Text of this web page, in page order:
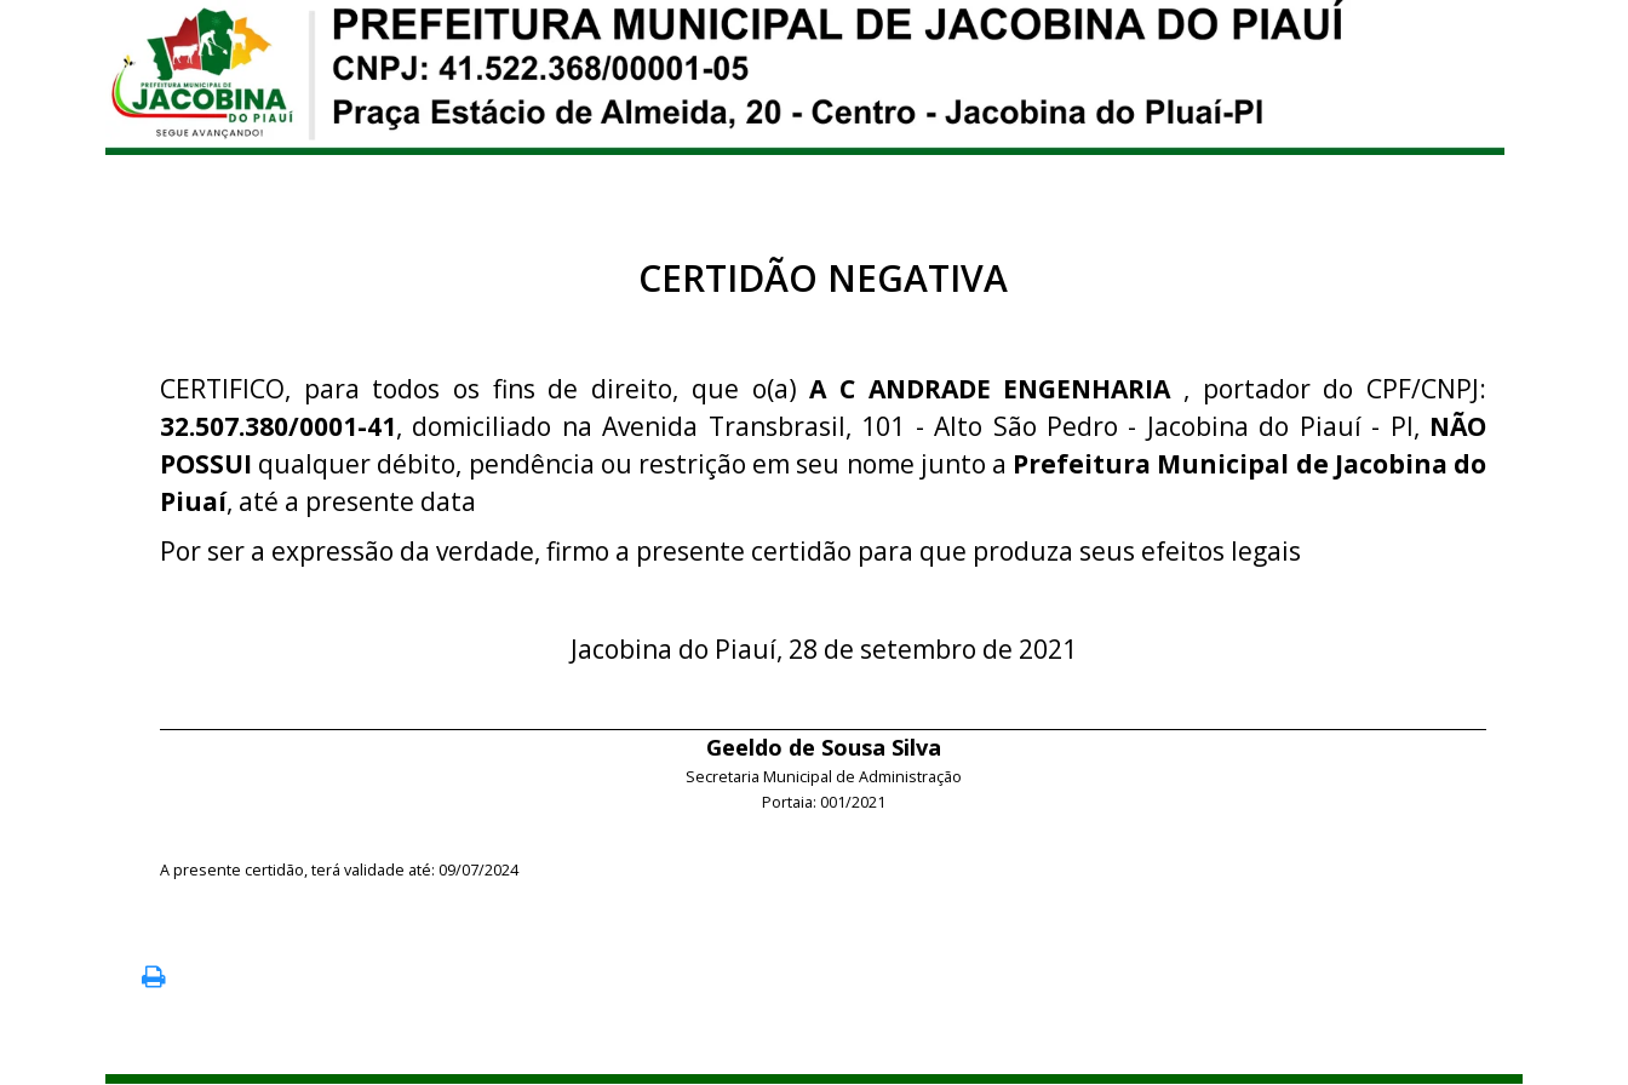
CERTIDÃO NEGATIVA
CERTIFICO, para todos os fins de direito, que o(a)A C ANDRADE ENGENHARIA , portador do CPF/CNPJ:
32.507.380/0001-41, domiciliado na Avenida Transbrasil, 101 - Alto São Pedro - Jacobina do Piauí - PI, NÃO
POSSUI qualquer débito, pendência ou restrição em seu nome junto a Prefeitura Municipal de Jacobina do
Piuaí, até a presente data
Por ser a expressão da verdade, firmo a presente certidão para que produza seus efeitos legais
Jacobina do Piauí, 28 de setembro de 2021
Geeldo de Sousa Silva
Secretaria Municipal de Administração
Portaia: 001/2021
A presente certidão, terá validade até: 09/07/2024